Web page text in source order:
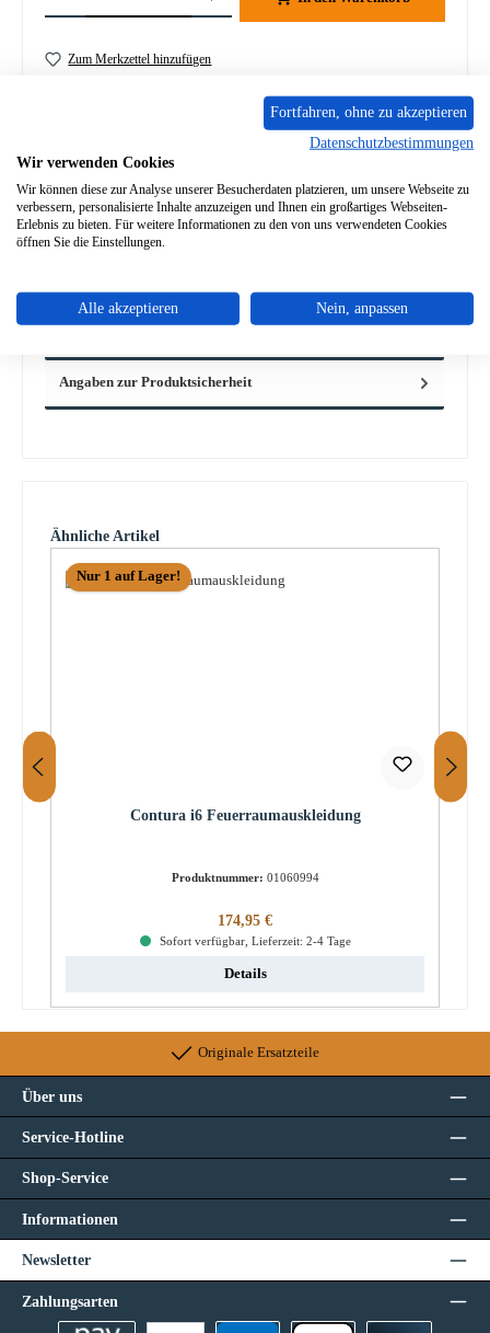
Zum Merkzettel hinzufügen
Frage zum Produkt
Beschreibung
Angaben zur Produktsicherheit
Produktgalerie überspringen
Ähnliche Artikel
Nur 1 auf Lager!
Contura i6 Feuerraumauskleidung
Produktnummer: 01060994
Regulärer Preis:
174,95 €
Sofort verfügbar, Lieferzeit: 2-4 Tage
Details
Originale Ersatzteile
Über uns
Service-Hotline
Shop-Service
Informationen
Newsletter
Zahlungsarten
Fortfahren, ohne zu akzeptieren
Datenschutzbestimmungen
Wir verwenden Cookies
Wir können diese zur Analyse unserer Besucherdaten platzieren, um unsere Webseite zu
verbessern, personalisierte Inhalte anzuzeigen und Ihnen ein großartiges Webseiten-
Erlebnis zu bieten. Für weitere Informationen zu den von uns verwendeten Cookies
öffnen Sie die Einstellungen.
Alle akzeptieren Nein, anpassen